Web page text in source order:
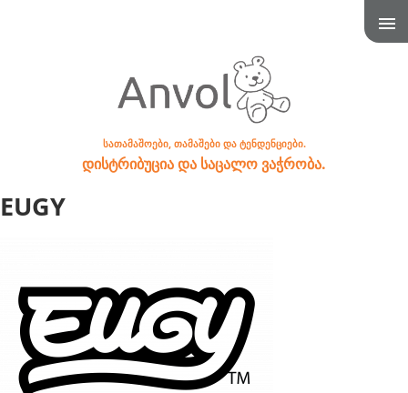
სათამაშოები, თამაშები და ტენდენციები.
დისტრიბუცია და საცალო ვაჭრობა.
EUGY